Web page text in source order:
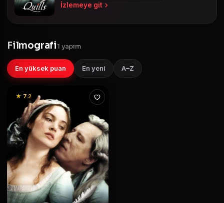
İzlemeye git
Filmografi1 yapım
En yüksek puan En yeni A–Z
★ 7.2